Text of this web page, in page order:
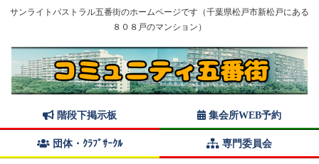
サンライトパストラル五番街のホームページです（千葉県松戸市新松戸にある
８０８戸のマンション）
階段下掲示板 集会所WEB予約
団体・ｸﾗﾌﾞｻｰｸﾙ 専門委員会